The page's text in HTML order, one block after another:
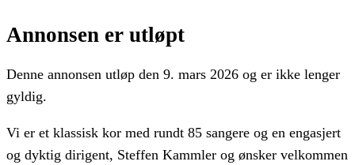
Annonsen er utløpt
Denne annonsen utløp den 9. mars 2026 og er ikke lenger
gyldig.
Vi er et klassisk kor med rundt 85 sangere og en engasjert
og dyktig dirigent, Steffen Kammler og ønsker velkommen